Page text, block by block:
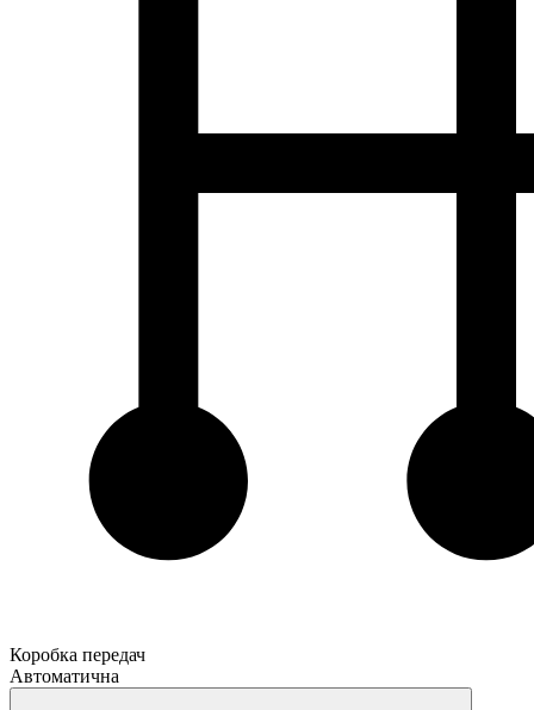
Коробка передач
Автоматична